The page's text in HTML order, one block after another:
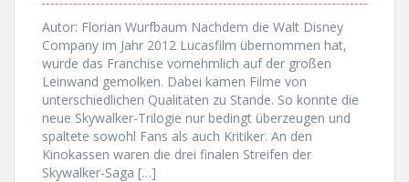
Autor: Florian Wurfbaum Nachdem die Walt Disney
Company im Jahr 2012 Lucasfilm übernommen hat,
wurde das Franchise vornehmlich auf der großen
Leinwand gemolken. Dabei kamen Filme von
unterschiedlichen Qualitäten zu Stande. So konnte die
neue Skywalker-Trilogie nur bedingt überzeugen und
spaltete sowohl Fans als auch Kritiker. An den
Kinokassen waren die drei finalen Streifen der
Skywalker-Saga […]